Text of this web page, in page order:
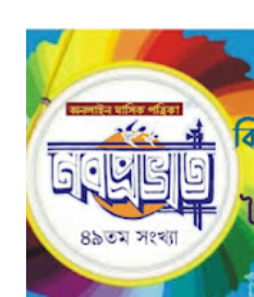
মুক্তি আলোয় আলোয়, আমার মুক্তি ধূলায় ধূলায়
চৌধুরীর উপন্যাস 'বনপলাশীর পদাবলী অবলম্বনে
উঠেছে -' মনের কথা কারে বলি আর,...